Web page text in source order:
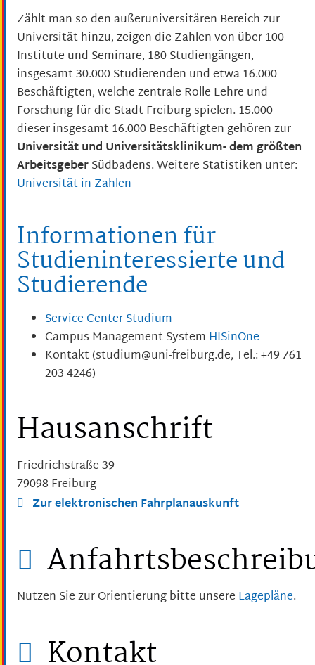
Zählt man so den außeruniversitären Bereich zur
Universität hinzu, zeigen die Zahlen von über 100
Institute und Seminare, 180 Studiengängen,
insgesamt 30.000 Studierenden und etwa 16.000
Beschäftigten, welche zentrale Rolle Lehre und
Forschung für die Stadt Freiburg spielen. 15.000
dieser insgesamt 16.000 Beschäftigten gehören zur
Universität und Universitätsklinikum- dem größten
ArbeitsgeberSüdbadens. Weitere Statistiken unter:
Universität in Zahlen
Informationen für
Studieninteressierte und
Studierende
Service Center Studium
Campus Management System HISinOne
Kontakt (studium@uni-freiburg.de, Tel.: +49 761
203 4246)
Hausanschrift
Friedrichstraße 39
79098 Freiburg
Zur elektronischen Fahrplanauskunft
Nutzen Sie zur Orientierung bitte unsere Lagepläne.
Kontakt